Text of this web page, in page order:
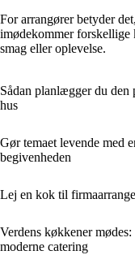
For arrangører betyder
imødekommer forskellige
smag eller oplevelse.
Sådan planlægger du den
hus
Gør temaet levende med
begivenheden
Lej en kok til
Verdens køkkener
moderne catering